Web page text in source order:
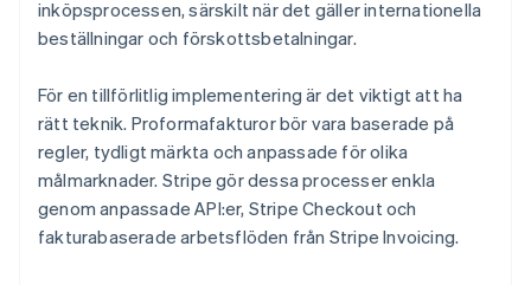
inköpsprocessen, särskilt när det gäller internationella
beställningar och förskottsbetalningar.
För en tillförlitlig implementering är det viktigt att ha
rätt teknik. Proformafakturor bör vara baserade på
regler, tydligt märkta och anpassade för olika
målmarknader. Stripe gör dessa processer enkla
genom anpassade API:er, Stripe Checkout och
fakturabaserade arbetsflöden från Stripe Invoicing.
Australien
English
Belgien
Brasilien
Português English